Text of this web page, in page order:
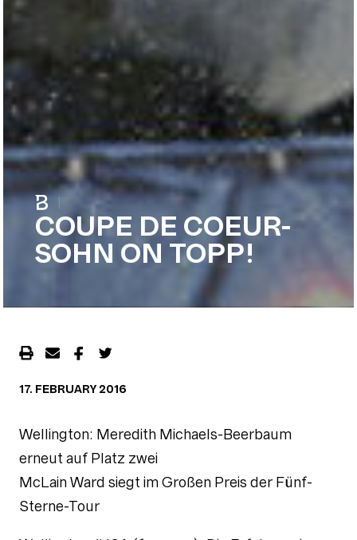
COUPE DE COEUR-
SOHN ON TOPP!
17. FEBRUARY 2016
Wellington: Meredith Michaels-Beerbaum
erneut auf Platz zwei
McLain Ward siegt im Großen Preis der Fünf-
Sterne-Tour